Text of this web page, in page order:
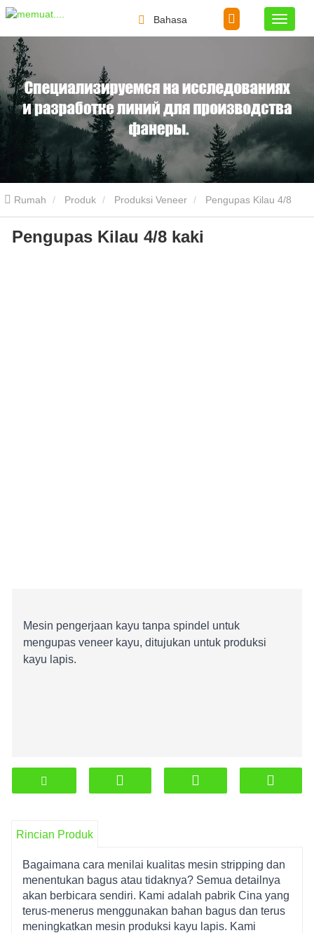
Bahasa
Rumah Produk Produksi Veneer
kaki
Pengupas Kilau 4/8 kaki
Mesin pengerjaan kayu tanpa spindel untuk
mengupas veneer kayu, ditujukan untuk produksi
kayu lapis.
Rincian Produk
Bagaimana cara menilai kualitas mesin stripping dan
menentukan bagus atau tidaknya? Semua detailnya
akan berbicara sendiri. Kami adalah pabrik Cina yang
terus-menerus menggunakan bahan bagus dan terus
meningkatkan mesin produksi kayu lapis. Kami